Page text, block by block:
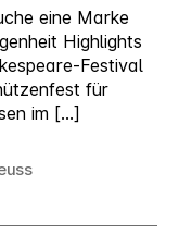
eine Marke
Highlights
Festival
für
im […]